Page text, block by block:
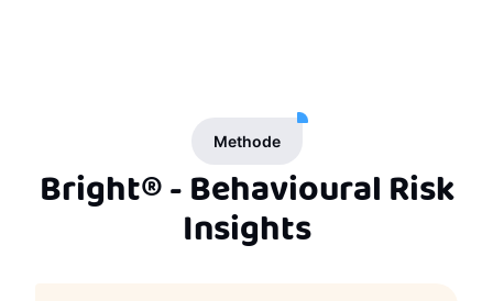
Methode
Bright® - Behavioural Risk
Insights